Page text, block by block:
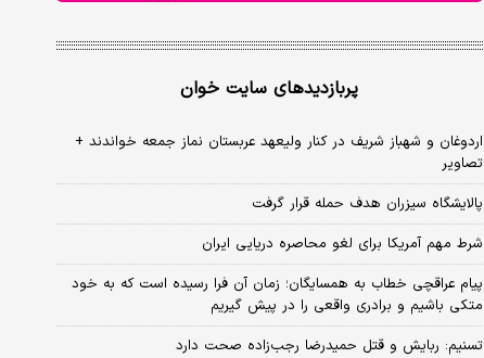
پربازدیدهای سایت خوان
اردوغان و شهباز شریف در کنار ولیعهد عربستان نماز جمعه خواندند +
تصاویر
پالایشگاه سیزران هدف حمله قرار گرفت
شرط مهم آمریکا برای لغو محاصره دریایی ایران
پیام عراقچی خطاب به همسایگان؛ زمان آن فرا رسیده است که به خود
متکی باشیم و برادری واقعی را در پیش گیریم
تسنیم: ربایش و قتل حمیدرضا رجب‌زاده صحت دارد